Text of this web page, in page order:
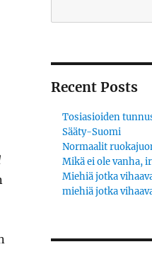
Recent Posts
Tosiasioiden
Sääty-Suomi
Normaalit
Mikä ei ole vanha,
Miehiä jotka
miehiä jotka